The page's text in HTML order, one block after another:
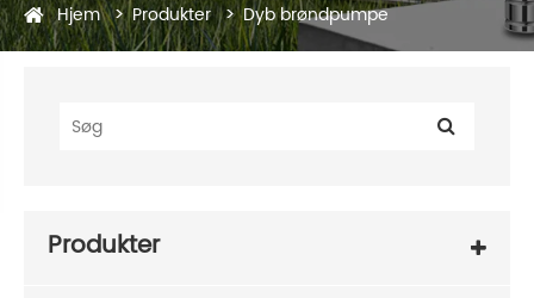
Hjem Produkter Dyb brøndpumpe
Produkter